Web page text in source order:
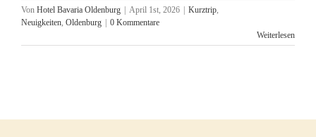
Von Hotel Bavaria Oldenburg April 1st, 2026 Kurztrip,
Neuigkeiten, Oldenburg
0 Kommentare
Weiterlesen